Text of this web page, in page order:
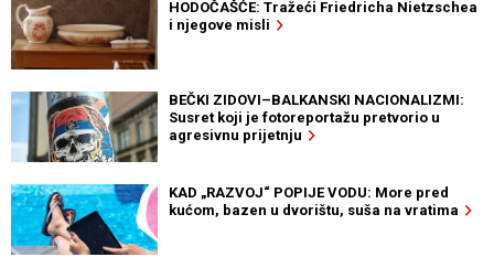
HODOČAŠĆE: Tražeći Friedricha Nietzschea
i njegove misli
BEČKI ZIDOVI–BALKANSKI NACIONALIZMI:
Susret koji je fotoreportažu pretvorio u
agresivnu prijetnju
KAD „RAZVOJ“ POPIJE VODU: More pred
kućom, bazen u dvorištu, suša na vratima